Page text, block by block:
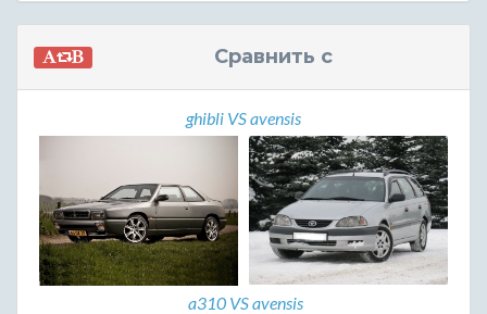
Сравнить с
ghibli VS avensis
a310 VS avensis